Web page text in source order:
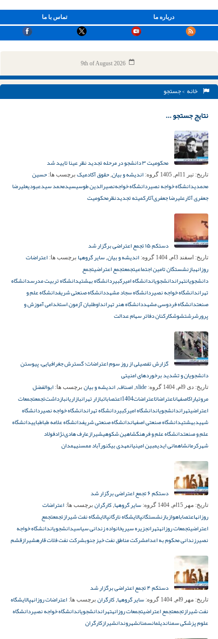
تماس با ما درباره ما
9th of August 2026
خانه > جستجو
نتایج جستجو ...
محکومیت ۳ دانشجو در مرحله تجدید نظر عینا تایید شد
تاریخ: تیر 11ام, 1405 گروه: اندیشه و بیان, حقوق آکادمیک برچسب ها: حسین
محمدیدانشگاه خواجه نصیردانشگاه خواجه‌نصیرالدین طوسیسیدمحمد سیدعبودیعلیرضا
جعفری آثارعلیرضا جعفری‌آثارکمیته تجدیدنظرمحکومیت
دستکم ۱۵ تجمع اعتراضی برگزار شد
تاریخ: اسفند 3ام, 1404 گروه: اندیشه و بیان, سایر گروهها برچسب ها: اعتراضات
روزانهبازنشستگان تامین اجتماعیتجمعتجمع اعتراضیتجمع
دانشجویانتهراندانشجویاندانشگاه امیرکبیردانشگاه بهشتیدانشگاه تربیت مدرسدانشگاه
تهراندانشگاه خواجه نصیردانشگاه سجاد مشهددانشگاه صنعتی شریفدانشگاه علم و
صنعتدانشگاه فردوسی مشهددانشگاه هنر تهرانداوطلبان آزمون استخدامی آموزش و
پرورشرشتشوشکارکنان دفاتر سهام عدالت
گزارش تفصیلی از روز سوم اعتراضات؛ گسترش جغرافیایی، پیوستن
دانشجویان و تشدید برخوردهای امنیتی
تاریخ: دی 9ام, 1404 گروه: slide
, اصناف, اندیشه و بیان برچسب ها: ابوالفضل
مروتیاراکاصفهاناعتراضاتاعتراضات1404 اعتصاباتبازار تهرانبازاریانبازداشت‌تجمعتجمعات
اعتراضیتهراندانشجویاندانشگاه امیرکبیردانشگاه تهراندانشگاه خواجه نصیردانشگاه
شهیدبهشتیدانشگاه صنعتی اصفهاندانشگاه صنعتی شریفدانشگاه علامه طباطباییدانشگاه
علم و صنعتدانشگاه علم و فرهنگشاهین شکوهیشیرازعارف هادی‌نژادفولاد
شهرکرمانشاهمانی ایدیمبین امینیانمهدی بیکنورآباد ممسنیهمدان
دستکم ۶ تجمع اعتراضی برگزار شد
تاریخ: مهر 15ام, 1404 گروه: سایر گروهها, کارگران برچسب ها: اعتراضات
روزانهاعتصاباهوازبازنشستگانپالایشگاه نارگانپالایشگاه نفت شیرازتجمعتجمع
اعتراضیتجمعات روزانهتهرانجزیره سیریخانواده زندانی سیاسیدانشجویاندانشگاه خواجه
نصیرزندانی محکوم به اعدامشرکت مناطق نفت خیز جنوبشرکت نفت فلات قارهشیرازقشم
دستکم ۴ تجمع اعتراضی برگزار شد
تاریخ: مهر 9ام, 1404 گروه: سایر گروهها, کارگران برچسب ها: اعتراضات روزانهپالایشگاه
نفت شیرازتجمعتجمع اعتراضیتجمعات روزانهتهراندانشجویاندانشگاه خواجه نصیردانشگاه
علوم پزشکی سمناندیلمانسمنانشهروندانشیرازکارگران